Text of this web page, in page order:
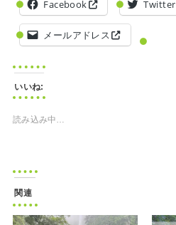
Facebook Twitter
メールアドレス
いいね:
読み込み中…
関連